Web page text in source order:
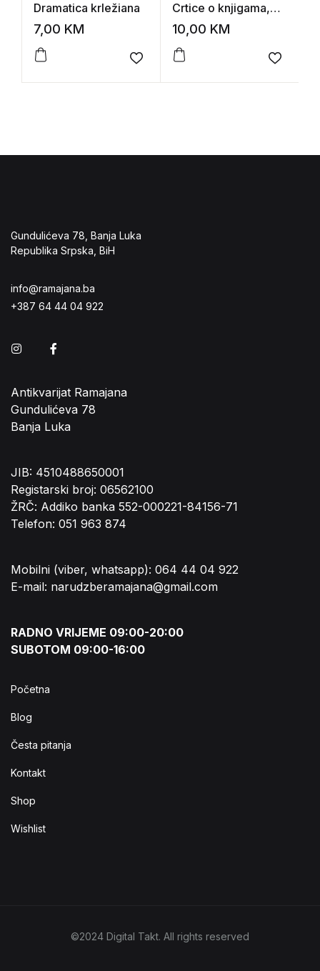
Dramatica krležiana
7,00 KM
Add to wishlist
Crtice o knjigama,
idejama i ljudima
10,00 KM
Add to
Gundulićeva 78, Banja Luka
Republika Srpska, BiH
info@ramajana.ba
+387 64 44 04 922
Instagram
Antikvarijat Ramajana
Gundulićeva 78
Banja Luka
JIB: 4510488650001
Registarski broj: 06562100
ŽRČ: Addiko banka 552-000221-84156-71
Telefon: 051 963 874
Mobilni (viber, whatsapp): 064 44 04 922
E-mail: narudzberamajana@gmail.com
RADNO VRIJEME 09:00-20:00
SUBOTOM 09:00-16:00
Početna
Blog
Česta pitanja
Kontakt
Shop
Wishlist
©2024 Digital Takt. All rights reserved